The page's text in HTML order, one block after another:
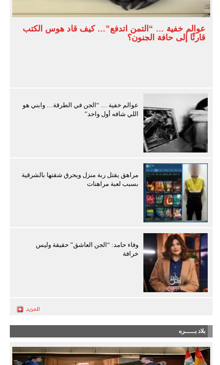
عوالم خفية … “التمن اتدفع”… كيف قاد هوس الكتب
قارئًا إلى حافة الجنون؟
عوالم خفية … “الجن في الطرقة… وابني هو
اللي شافه أول واحد”
مراهق يقتل ربة منزل ويحرق شقتها بالشرقية
بسبب لعبة مراهنات
وفاء حامد: “الجن العاشق” حقيقة وليس
خرافة
بلاد بـــــره